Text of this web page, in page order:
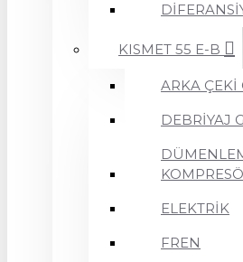
KISMET 55 E-B
ARKA ÇEKİ
DEBRİYAJ
ELEKTRİK
FREN